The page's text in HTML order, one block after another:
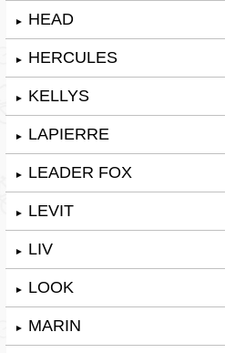
► HEAD
► HERCULES
► KELLYS
► LAPIERRE
► LEADER FOX
► LEVIT
► LIV
► LOOK
► MARIN